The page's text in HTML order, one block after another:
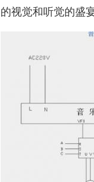
的视觉和听觉的盛